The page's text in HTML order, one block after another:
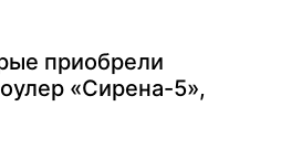
приобрели
«Сирена-5»,